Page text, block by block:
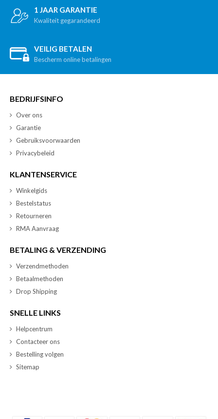
1 JAAR GARANTIE
Kwaliteit gegarandeerd
VEILIG BETALEN
Bescherm online betalingen
BEDRIJFSINFO
Over ons
Garantie
Gebruiksvoorwaarden
Privacybeleid
KLANTENSERVICE
Winkelgids
Bestelstatus
Retourneren
RMA Aanvraag
BETALING & VERZENDING
Verzendmethoden
Betaalmethoden
Drop Shipping
SNELLE LINKS
Helpcentrum
Contacteer ons
Bestelling volgen
Sitemap